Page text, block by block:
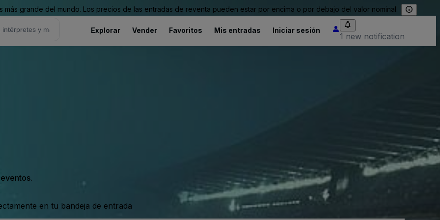
grande del mundo. Los precios de las entradas de reventa pueden estar por encima o por debajo del valor nominal.
Explorar Vender Favoritos Mis entradas Iniciar sesión
1 new notification
en tu bandeja de entrada